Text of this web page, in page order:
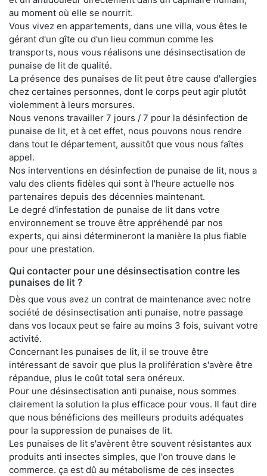
au moment où elle se nourrit.
Vous vivez en appartements, dans une villa, vous êtes le
gérant d'un gîte ou d'un lieu commun comme les
transports, nous vous réalisons une désinsectisation de
punaise de lit de qualité.
La présence des punaises de lit peut être cause d'allergies
chez certaines personnes, dont le corps peut agir plutôt
violemment à leurs morsures.
Nous venons travailler 7 jours / 7 pour la désinfection de
punaise de lit, et à cet effet, nous pouvons nous rendre
dans tout le département, aussitôt que vous nous faîtes
appel.
Nos interventions en désinfection de punaise de lit, nous a
valu des clients fidèles qui sont à l'heure actuelle nos
partenaires depuis des décennies maintenant.
Le degré d'infestation de punaise de lit dans votre
environnement se trouve être appréhendé par nos
experts, qui ainsi détermineront la manière la plus fiable
pour une prestation.
Qui contacter pour une désinsectisation contre les
punaises de lit ?
Dès que vous avez un contrat de maintenance avec notre
société de désinsectisation anti punaise, notre passage
dans vos locaux peut se faire au moins 3 fois, suivant votre
activité.
Concernant les punaises de lit, il se trouve être
intéressant de savoir que plus la prolifération s'avère être
répandue, plus le coût total sera onéreux.
Pour une désinsectisation anti punaise, nous sommes
clairement la solution la plus efficace pour vous. Il faut dire
que nous bénéficions des meilleurs produits adéquates
pour la suppression de punaises de lit.
Les punaises de lit s'avèrent être souvent résistantes aux
produits anti insectes simples, que l'on trouve dans le
commerce. ça est dû au métabolisme de ces insectes